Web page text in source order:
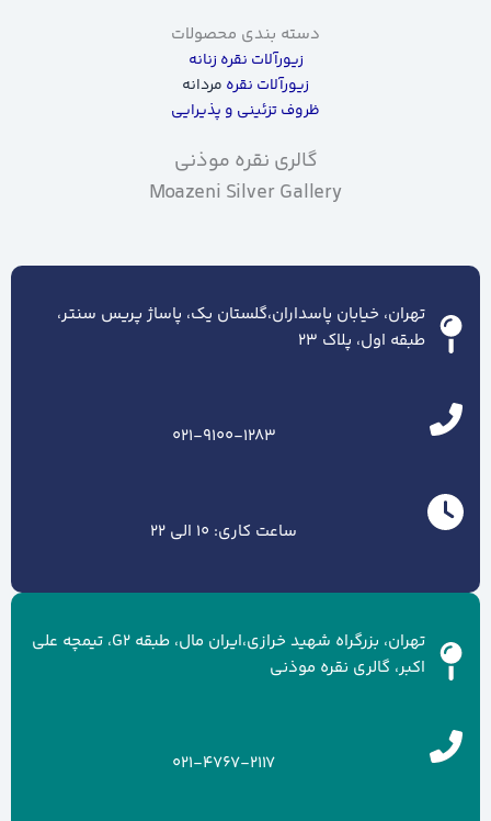
دسته بندی محصولات
زیورآلات نقره زنانه
زیورآلات نقره مردانه
ظروف تزئینی و پذیرایی
گالری نقره موذنی
Moazeni Silver Gallery
تهران، خیابان پاسداران،گلستان یک، پاساژ پریس سنتر،
طبقه اول، پلاک ۲۳
021-9100-1283
ساعت کاری: 10 الی 22
تهران، بزرگراه شهید خرازی،ایران مال، طبقه G2، تیمچه علی
اکبر، گالری نقره موذنی
021-4767-2117